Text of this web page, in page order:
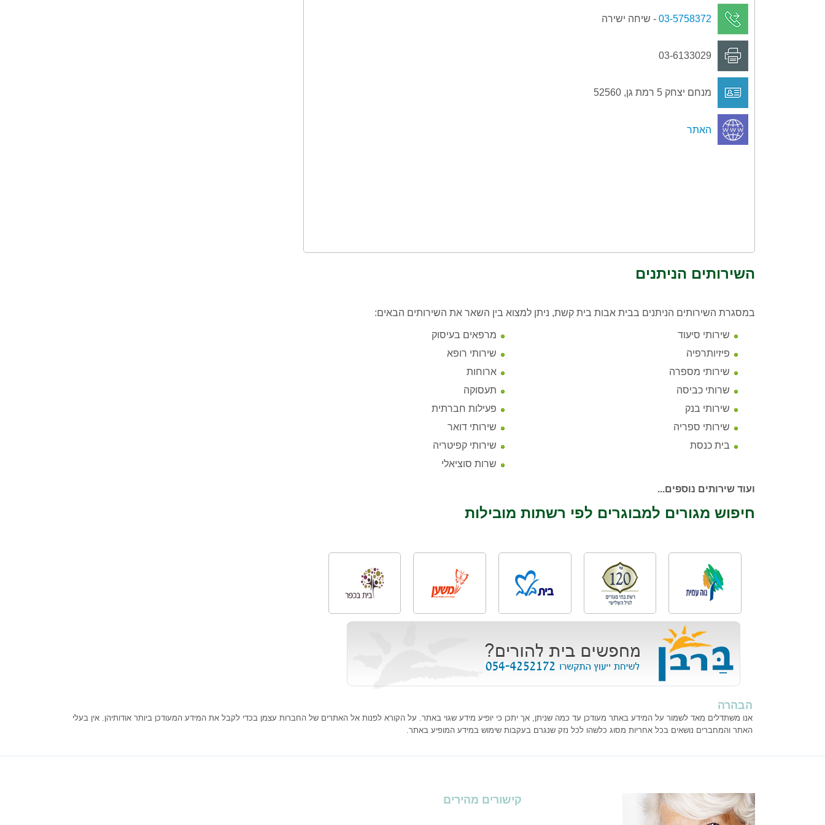
03-5758372 - שיחה ישירה
03-6133029
מנחם יצחק 5 רמת גן, 52560
האתר
השירותים הניתנים
במסגרת השירותים הניתנים בבית אבות בית קשת, ניתן למצוא בין השאר את השירותים הבאים:
שירותי סיעוד
פיזיותרפיה
שירותי מספרה
שרותי כביסה
שירותי בנק
שירותי ספריה
בית כנסת
מרפאים בעיסוק
שירותי רופא
ארוחות
תעסוקה
פעילות חברתית
שירותי דואר
שירותי קפיטריה
שרות סוציאלי
ועוד שירותים נוספים...
חיפוש מגורים למבוגרים לפי רשתות מובילות
הבהרה
אנו משתדלים מאד לשמור על המידע באתר מעודכן עד כמה שניתן, אך יתכן כי יופיע מידע שגוי באתר. על הקורא לפנות אל האתרים של החברות עצמן בכדי לקבל את המידע המעודכן ביותר אודותיהן. אין בעלי
האתר והמחברים נושאים בכל אחריות מסוג כלשהו לכל נזק שנגרם בעקבות שימוש במידע המופיע באתר.
קישורים מהירים